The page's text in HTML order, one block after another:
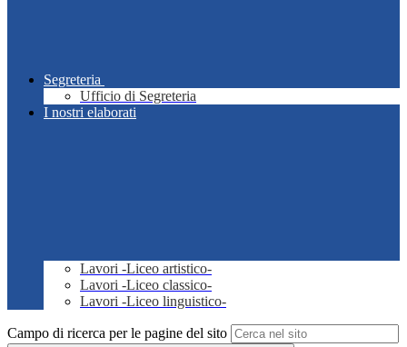
Segreteria
Ufficio di Segreteria
I nostri elaborati
Lavori -Liceo artistico-
Lavori -Liceo classico-
Lavori -Liceo linguistico-
Campo di ricerca per le pagine del sito